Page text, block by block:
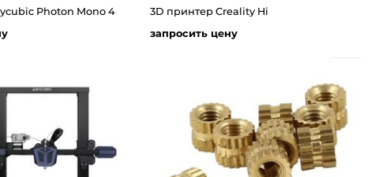
Photon Mono 4
3D принтер Creality Hi
запросить цену